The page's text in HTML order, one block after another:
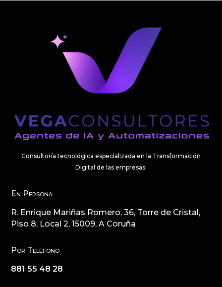
Consultoría tecnológica especializada en la Transformación
Digital de las empresas.
En Persona
R. Enrique Mariñas Romero, 36, Torre de Cristal,
Piso 8, Local 2, 15009, A Coruña
Por Teléfono
881 55 48 28